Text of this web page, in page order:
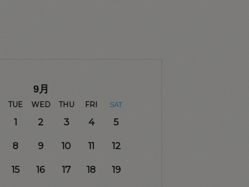
9月
TUE WED THU FRI SAT
1 2 3 4 5
8 9 10 11 12
15 16 17 18 19